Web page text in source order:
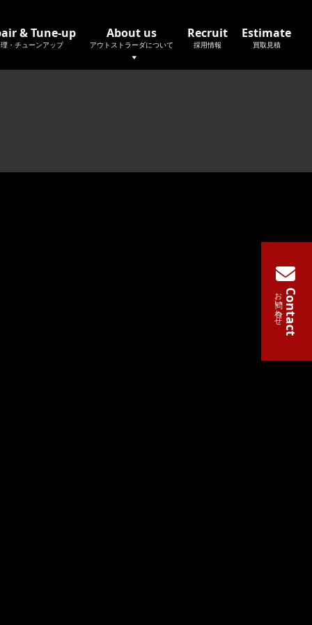
& Tune-up
・チューンアップ
About us
アウトストラーダについて
Recruit
採用情報
Estimate
買取見積
Contact
お問い合わせ